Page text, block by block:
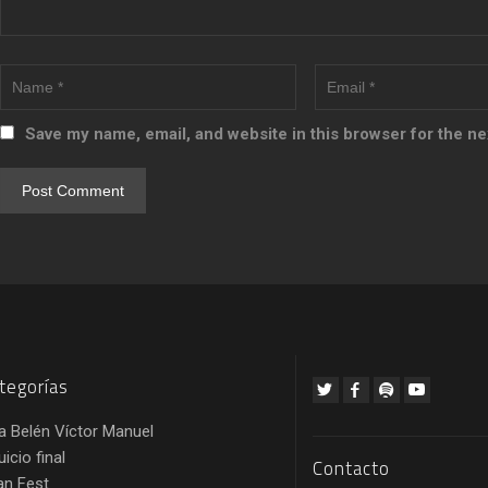
Save my name, email, and website in this browser for the
Belén Víctor Manuel
final
Fest
Contacto